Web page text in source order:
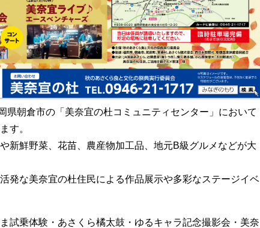
県朝倉市の「美奈宜の杜コミュニティセンター」において
す。
新鮮野菜、花苗、農産物加工品、地元B級グルメなどが大
発な美奈宜の杜住民による作品展示や多彩なステージイベ
試乗体験・あさくら橘太鼓・ゆるキャラ記念撮影会・美奈